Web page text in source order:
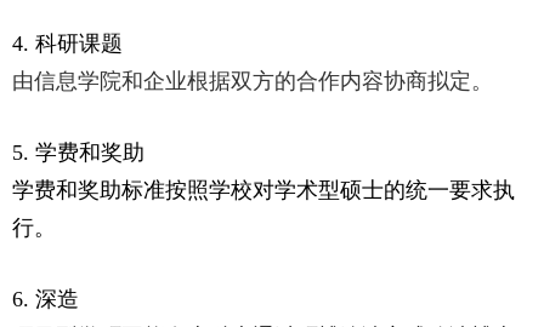
4. 科研课题
由信息学院和企业根据双方的合作内容协商拟定。
5. 学费和奖助
学费和奖助标准按照学校对学术型硕士的统一要求执
行。
6. 深造